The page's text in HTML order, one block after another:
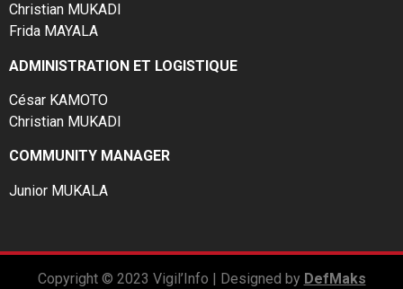
Christian MUKADI
Frida MAYALA
ADMINISTRATION ET LOGISTIQUE
César KAMOTO
Christian MUKADI
COMMUNITY MANAGER
Junior MUKALA
Copyright © 2023 Vigil’Info | Designed by DefMaks